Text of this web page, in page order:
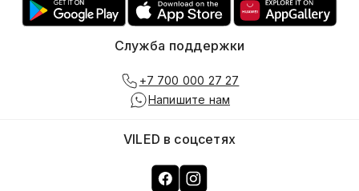
VILED в соцсетях
Служба поддержки
+7 700 000 27 27
Напишите нам